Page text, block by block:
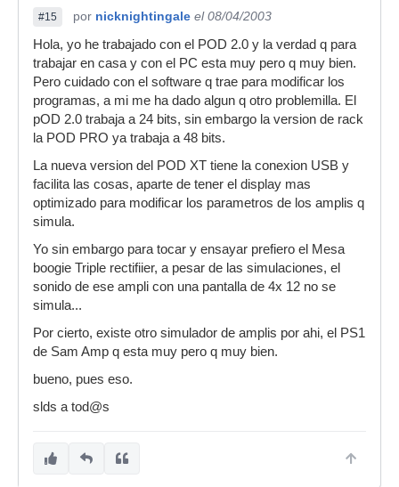
#15 por nicknightingale el 08/04/2003
Hola, yo he trabajado con el POD 2.0 y la verdad q para
trabajar en casa y con el PC esta muy pero q muy bien.
Pero cuidado con el software q trae para modificar los
programas, a mi me ha dado algun q otro problemilla. El
pOD 2.0 trabaja a 24 bits, sin embargo la version de rack
la POD PRO ya trabaja a 48 bits.
La nueva version del POD XT tiene la conexion USB y
facilita las cosas, aparte de tener el display mas
optimizado para modificar los parametros de los amplis q
simula.
Yo sin embargo para tocar y ensayar prefiero el Mesa
boogie Triple rectifiier, a pesar de las simulaciones, el
sonido de ese ampli con una pantalla de 4x 12 no se
simula...
Por cierto, existe otro simulador de amplis por ahi, el PS1
de Sam Amp q esta muy pero q muy bien.
bueno, pues eso.
slds a tod@s